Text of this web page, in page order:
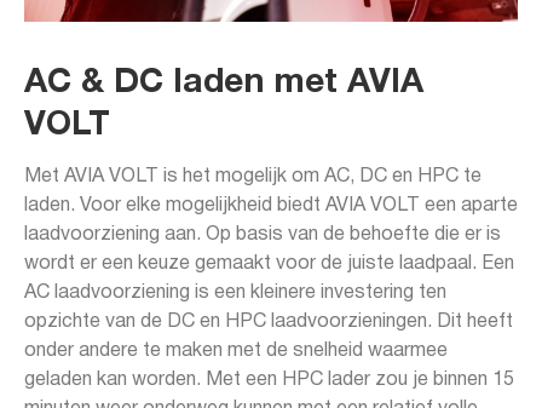
AC & DC laden met AVIA
VOLT
Met AVIA VOLT is het mogelijk om AC, DC en HPC te
laden. Voor elke mogelijkheid biedt AVIA VOLT een aparte
laadvoorziening aan. Op basis van de behoefte die er is
wordt er een keuze gemaakt voor de juiste laadpaal. Een
AC laadvoorziening is een kleinere investering ten
opzichte van de DC en HPC laadvoorzieningen. Dit heeft
onder andere te maken met de snelheid waarmee
geladen kan worden. Met een HPC lader zou je binnen 15